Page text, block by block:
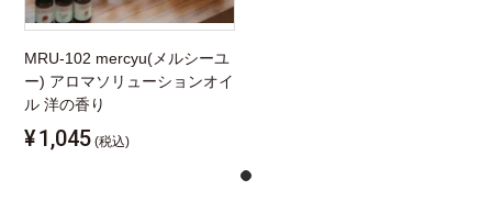
MRU-102 mercyu(メルシーユ
ー) アロマソリューションオイ
ル 洋の香り
¥1,045 (税込)